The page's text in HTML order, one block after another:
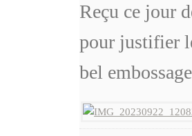
Reçu ce jour
pour justifier
bel